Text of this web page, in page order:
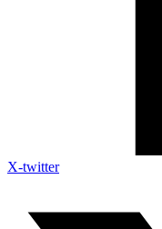
X-twitter